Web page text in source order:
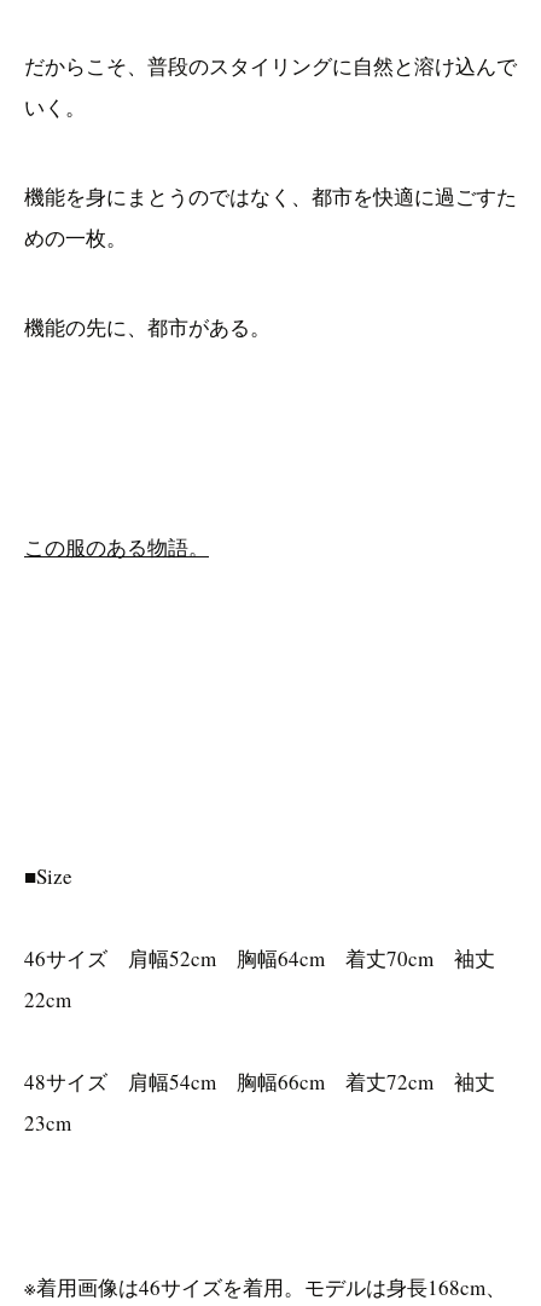
だからこそ、普段のスタイリングに自然と溶け込んで
いく。
機能を身にまとうのではなく、都市を快適に過ごすた
めの一枚。
機能の先に、都市がある。
この服のある物語。
■Size
46サイズ 肩幅52cm 胸幅64cm 着丈70cm 袖丈
22cm
48サイズ 肩幅54cm 胸幅66cm 着丈72cm 袖丈
23cm
※着用画像は46サイズを着用。モデルは身長168cm、